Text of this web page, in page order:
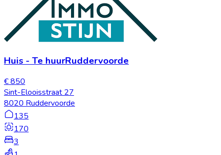
Huis - Te huurRuddervoorde
€ 850
Sint-Elooisstraat 27
8020 Ruddervoorde
135
170
3